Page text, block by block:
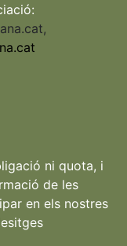
,
ni quota, i
de les
en els nostres